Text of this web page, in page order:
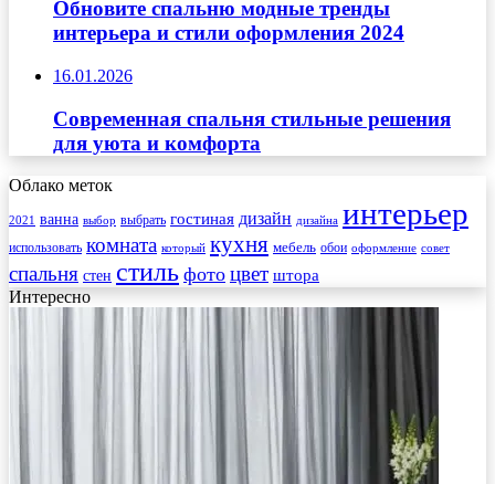
Обновите спальню модные тренды
интерьера и стили оформления 2024
16.01.2026
Современная спальня стильные решения
для уюта и комфорта
Облако меток
2021 ванна выбор выбрать гостиная дизайн дизайна интерьер
использовать комната который кухня мебель обои оформление совет
спальня стен стиль фото цвет штора
Интересно